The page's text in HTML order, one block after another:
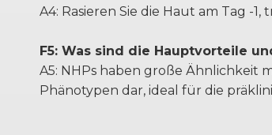
A4: Rasieren Sie die Haut am Tag -
F5: Was sind die Hauptvorteile
A5: NHPs haben große Ähnlichkeit
Phänotypen dar, ideal für die